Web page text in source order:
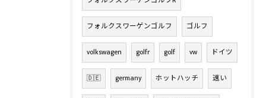
フォルクスワーゲンゴルフ ゴルフ
volkswagen golfr golf vw ドイツ
🇩🇪 germany ホットハッチ 速い